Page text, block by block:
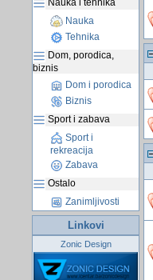
Nauka i tehnika
Nauka
Tehnika
Dom, porodica,
biznis
Dom i porodica
Biznis
Sport i zabava
Sport i
rekreacija
Zabava
Ostalo
Zanimljivosti
Linkovi
Zonic Design